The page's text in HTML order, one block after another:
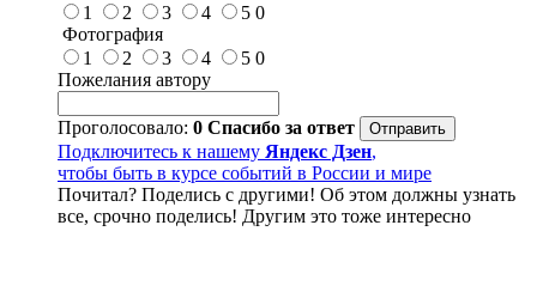
1
2 3 4 5 0
Фотография
1
2 3 4 5 0
Пожелания автору
Проголосовало: 0 Спасибо за ответ
Подключитесь к нашему Яндекс Дзен,
чтобы быть в курсе событий в России и мире
Почитал? Поделись с другими! Об этом должны узнать
все, срочно поделись! Другим это тоже интересно